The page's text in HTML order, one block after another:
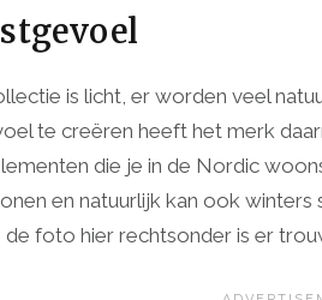
is licht, er worden veel
te creëren heeft het merk
die je in de Nordic
en natuurlijk kan ook
foto hier rechtsonder is er